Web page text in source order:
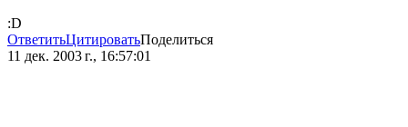
:D
ОтветитьЦитироватьПоделиться
11 дек. 2003 г., 16:57:01